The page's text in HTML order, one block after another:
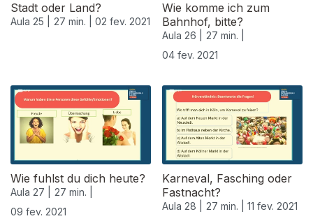
Stadt oder Land?
Aula 25 | 27 min. | 02 fev. 2021
Wie komme ich zum
Bahnhof, bitte?
Aula 26 |
27 min. |
04 fev. 2021
Wie fuhlst du dich heute?
Aula 27 |
27 min. |
09 fev. 2021
Karneval, Fasching oder
Fastnacht?
Aula 28 | 27 min. | 11 fev. 2021